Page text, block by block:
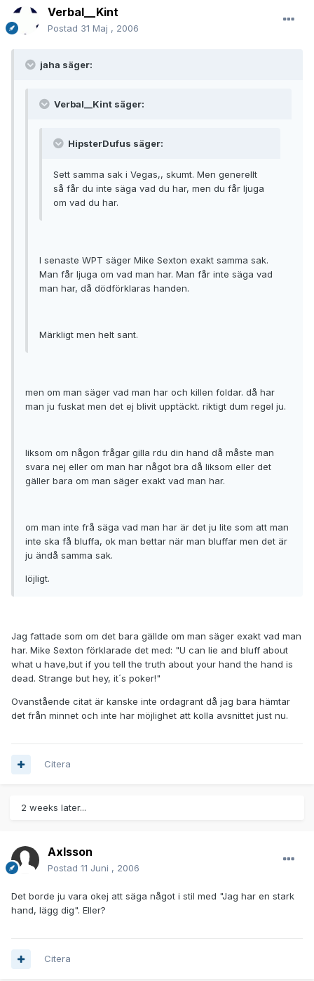
Verbal__Kint
Postad 31 Maj , 2006
jaha säger:
Verbal__Kint säger:
HipsterDufus säger:
Sett samma sak i Vegas,, skumt. Men generellt
så får du inte säga vad du har, men du får ljuga
om vad du har.
I senaste WPT säger Mike Sexton exakt samma sak.
Man får ljuga om vad man har. Man får inte säga vad
man har, då dödförklaras handen.
Märkligt men helt sant.
men om man säger vad man har och killen foldar. då har
man ju fuskat men det ej blivit upptäckt. riktigt dum regel ju.
liksom om någon frågar gilla rdu din hand då måste man
svara nej eller om man har något bra då liksom eller det
gäller bara om man säger exakt vad man har.
om man inte frå säga vad man har är det ju lite som att man
inte ska få bluffa, ok man bettar när man bluffar men det är
ju ändå samma sak.
löjligt.
Jag fattade som om det bara gällde om man säger exakt vad man
har. Mike Sexton förklarade det med: "U can lie and bluff about
what u have,but if you tell the truth about your hand the hand is
dead. Strange but hey, it´s poker!"
Ovanstående citat är kanske inte ordagrant då jag bara hämtar
det från minnet och inte har möjlighet att kolla avsnittet just nu.
Citera
2 weeks later...
Axlsson
Postad 11 Juni , 2006
Det borde ju vara okej att säga något i stil med "Jag har en stark
hand, lägg dig". Eller?
Citera